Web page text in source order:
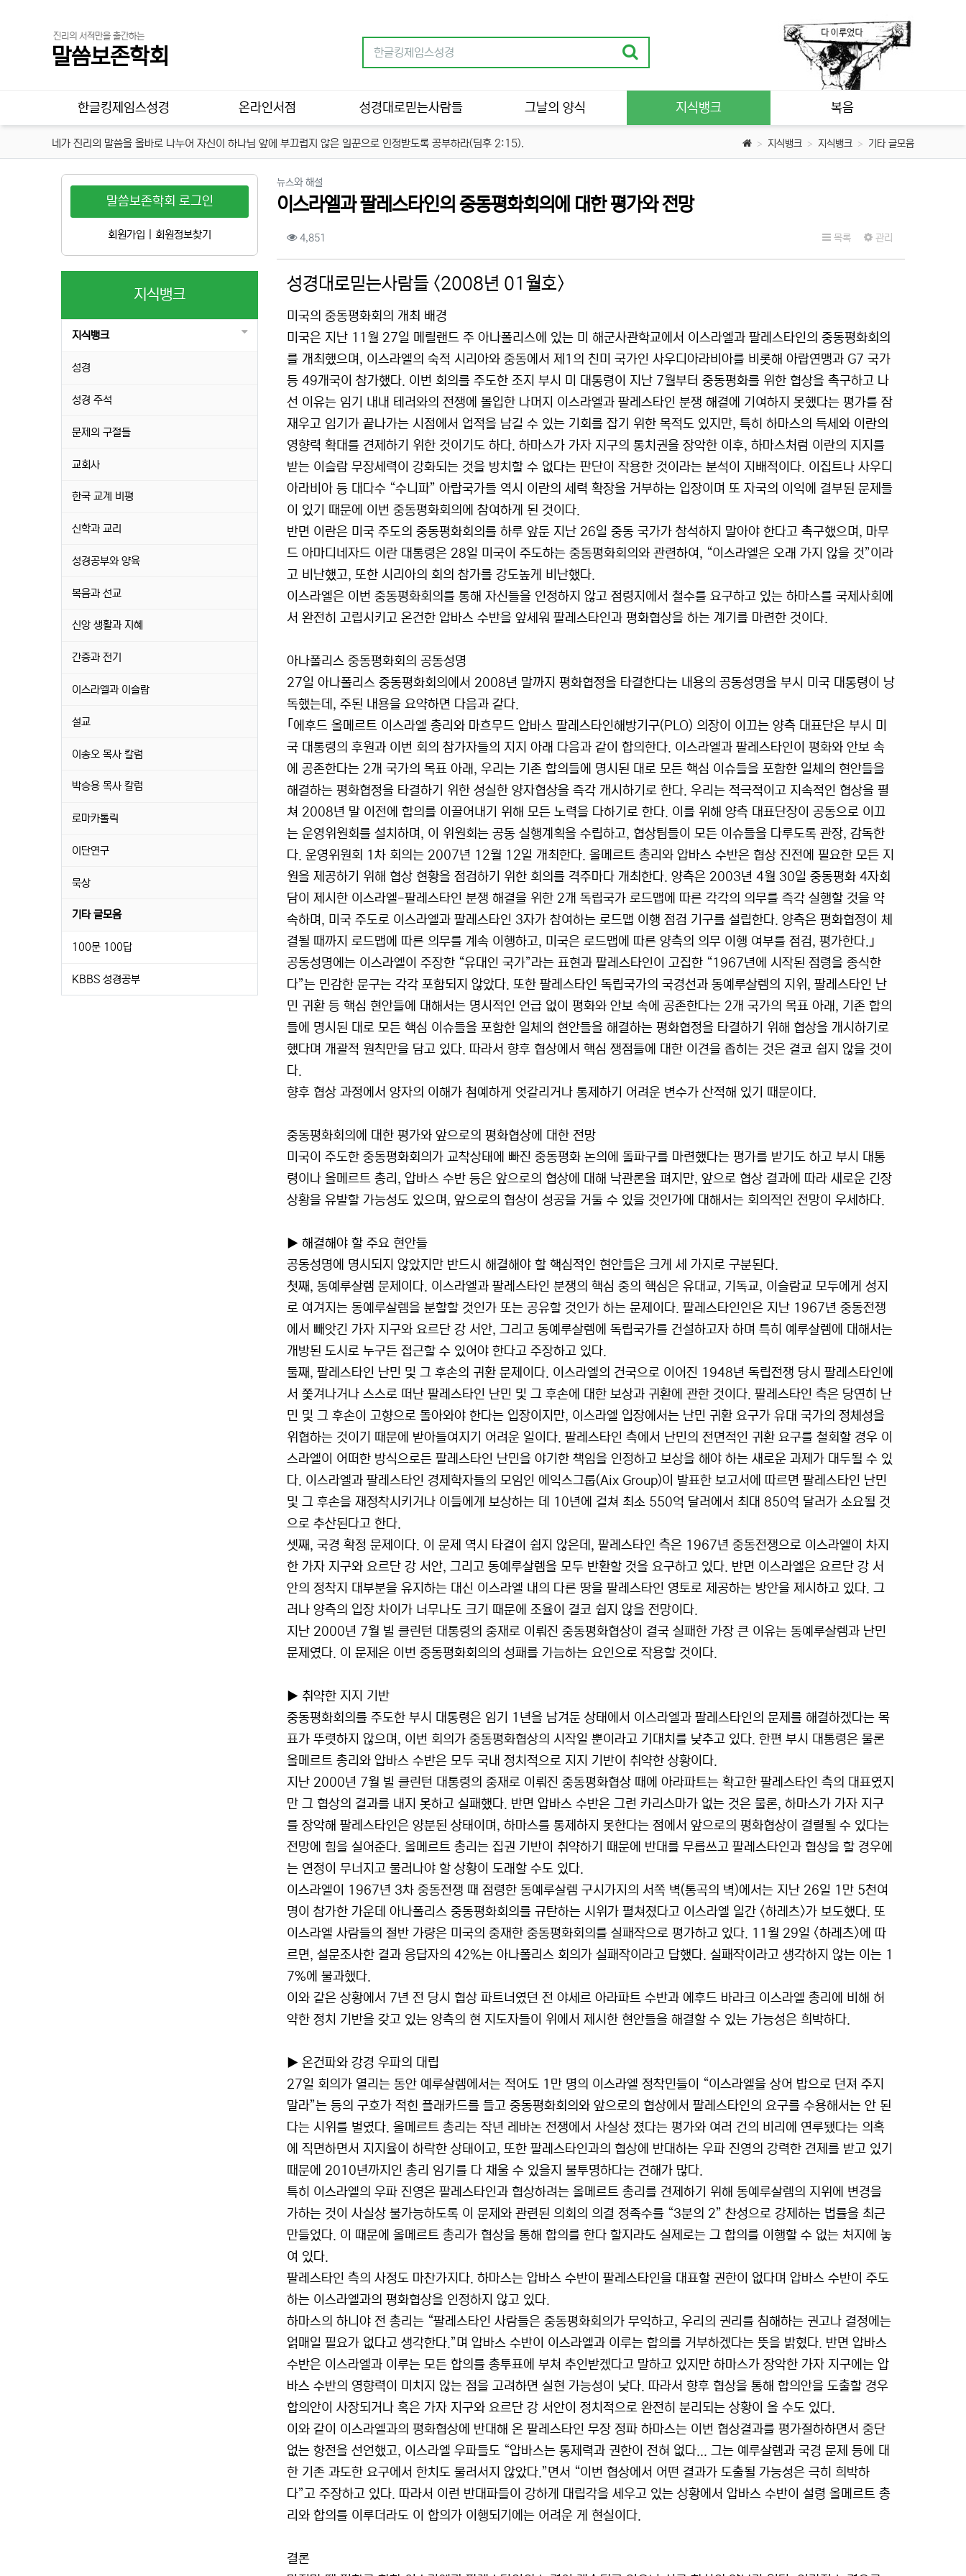
진리의 서적만을 출간하는
말씀보존학회
한글킹제임스성경 온라인서점 성경대로믿는사람들 그날의 양식 지식뱅크 복음
네가 진리의 말씀을 올바로 나누어 자신이 하나님 앞에 부끄럽지 않은 일꾼으로 인정받도록 공부하라(딤후 2:15). 지식뱅크 지식뱅크 기타 글모음
뉴스와 해설
이스라엘과 팔레스타인의 중동평화회의에 대한 평가와 전망
컨텐츠 정보
4,851 목록 관리
성경대로믿는사람들 <2008년 01월호>
미국의 중동평화회의 개최 배경
미국은 지난 11월 27일 메릴랜드 주 아나폴리스에 있는 미 해군사관학교에서 이스라엘과 팔레스타인의 중동평화회의
를 개최했으며, 이스라엘의 숙적 시리아와 중동에서 제1의 친미 국가인 사우디아라비아를 비롯해 아랍연맹과 G7 국가
등 49개국이 참가했다. 이번 회의를 주도한 조지 부시 미 대통령이 지난 7월부터 중동평화를 위한 협상을 촉구하고 나
선 이유는 임기 내내 테러와의 전쟁에 몰입한 나머지 이스라엘과 팔레스타인 분쟁 해결에 기여하지 못했다는 평가를 잠
재우고 임기가 끝나가는 시점에서 업적을 남길 수 있는 기회를 잡기 위한 목적도 있지만, 특히 하마스의 득세와 이란의
영향력 확대를 견제하기 위한 것이기도 하다. 하마스가 가자 지구의 통치권을 장악한 이후, 하마스처럼 이란의 지지를
받는 이슬람 무장세력이 강화되는 것을 방치할 수 없다는 판단이 작용한 것이라는 분석이 지배적이다. 이집트나 사우디
아라비아 등 대다수 “수니파” 아랍국가들 역시 이란의 세력 확장을 거부하는 입장이며 또 자국의 이익에 결부된 문제들
이 있기 때문에 이번 중동평화회의에 참여하게 된 것이다.
반면 이란은 미국 주도의 중동평화회의를 하루 앞둔 지난 26일 중동 국가가 참석하지 말아야 한다고 촉구했으며, 마무
드 아마디네자드 이란 대통령은 28일 미국이 주도하는 중동평화회의와 관련하여, “이스라엘은 오래 가지 않을 것”이라
고 비난했고, 또한 시리아의 회의 참가를 강도높게 비난했다.
이스라엘은 이번 중동평화회의를 통해 자신들을 인정하지 않고 점령지에서 철수를 요구하고 있는 하마스를 국제사회에
서 완전히 고립시키고 온건한 압바스 수반을 앞세워 팔레스타인과 평화협상을 하는 계기를 마련한 것이다.
아나폴리스 중동평화회의 공동성명
27일 아나폴리스 중동평화회의에서 2008년 말까지 평화협정을 타결한다는 내용의 공동성명을 부시 미국 대통령이 낭
독했는데, 주된 내용을 요약하면 다음과 같다.
｢에후드 올메르트 이스라엘 총리와 마흐무드 압바스 팔레스타인해방기구(PLO) 의장이 이끄는 양측 대표단은 부시 미
국 대통령의 후원과 이번 회의 참가자들의 지지 아래 다음과 같이 합의한다. 이스라엘과 팔레스타인이 평화와 안보 속
에 공존한다는 2개 국가의 목표 아래, 우리는 기존 합의들에 명시된 대로 모든 핵심 이슈들을 포함한 일체의 현안들을
해결하는 평화협정을 타결하기 위한 성실한 양자협상을 즉각 개시하기로 한다. 우리는 적극적이고 지속적인 협상을 펼
쳐 2008년 말 이전에 합의를 이끌어내기 위해 모든 노력을 다하기로 한다. 이를 위해 양측 대표단장이 공동으로 이끄
는 운영위원회를 설치하며, 이 위원회는 공동 실행계획을 수립하고, 협상팀들이 모든 이슈들을 다루도록 관장, 감독한
다. 운영위원회 1차 회의는 2007년 12월 12일 개최한다. 올메르트 총리와 압바스 수반은 협상 진전에 필요한 모든 지
원을 제공하기 위해 협상 현황을 점검하기 위한 회의를 격주마다 개최한다. 양측은 2003년 4월 30일 중동평화 4자회
담이 제시한 이스라엘-팔레스타인 분쟁 해결을 위한 2개 독립국가 로드맵에 따른 각각의 의무를 즉각 실행할 것을 약
속하며, 미국 주도로 이스라엘과 팔레스타인 3자가 참여하는 로드맵 이행 점검 기구를 설립한다. 양측은 평화협정이 체
결될 때까지 로드맵에 따른 의무를 계속 이행하고, 미국은 로드맵에 따른 양측의 의무 이행 여부를 점검, 평가한다.｣
공동성명에는 이스라엘이 주장한 “유대인 국가”라는 표현과 팔레스타인이 고집한 “1967년에 시작된 점령을 종식한
다”는 민감한 문구는 각각 포함되지 않았다. 또한 팔레스타인 독립국가의 국경선과 동예루살렘의 지위, 팔레스타인 난
민 귀환 등 핵심 현안들에 대해서는 명시적인 언급 없이 평화와 안보 속에 공존한다는 2개 국가의 목표 아래, 기존 합의
들에 명시된 대로 모든 핵심 이슈들을 포함한 일체의 현안들을 해결하는 평화협정을 타결하기 위해 협상을 개시하기로
했다며 개괄적 원칙만을 담고 있다. 따라서 향후 협상에서 핵심 쟁점들에 대한 이견을 좁히는 것은 결코 쉽지 않을 것이
다.
향후 협상 과정에서 양자의 이해가 첨예하게 엇갈리거나 통제하기 어려운 변수가 산적해 있기 때문이다.
중동평화회의에 대한 평가와 앞으로의 평화협상에 대한 전망
미국이 주도한 중동평화회의가 교착상태에 빠진 중동평화 논의에 돌파구를 마련했다는 평가를 받기도 하고 부시 대통
령이나 올메르트 총리, 압바스 수반 등은 앞으로의 협상에 대해 낙관론을 펴지만, 앞으로 협상 결과에 따라 새로운 긴장
상황을 유발할 가능성도 있으며, 앞으로의 협상이 성공을 거둘 수 있을 것인가에 대해서는 회의적인 전망이 우세하다.
▶ 해결해야 할 주요 현안들
공동성명에 명시되지 않았지만 반드시 해결해야 할 핵심적인 현안들은 크게 세 가지로 구분된다.
첫째, 동예루살렘 문제이다. 이스라엘과 팔레스타인 분쟁의 핵심 중의 핵심은 유대교, 기독교, 이슬람교 모두에게 성지
로 여겨지는 동예루살렘을 분할할 것인가 또는 공유할 것인가 하는 문제이다. 팔레스타인인은 지난 1967년 중동전쟁
에서 빼앗긴 가자 지구와 요르단 강 서안, 그리고 동예루살렘에 독립국가를 건설하고자 하며 특히 예루살렘에 대해서는
개방된 도시로 누구든 접근할 수 있어야 한다고 주장하고 있다.
둘째, 팔레스타인 난민 및 그 후손의 귀환 문제이다. 이스라엘의 건국으로 이어진 1948년 독립전쟁 당시 팔레스타인에
서 쫓겨나거나 스스로 떠난 팔레스타인 난민 및 그 후손에 대한 보상과 귀환에 관한 것이다. 팔레스타인 측은 당연히 난
민 및 그 후손이 고향으로 돌아와야 한다는 입장이지만, 이스라엘 입장에서는 난민 귀환 요구가 유대 국가의 정체성을
위협하는 것이기 때문에 받아들여지기 어려운 일이다. 팔레스타인 측에서 난민의 전면적인 귀환 요구를 철회할 경우 이
스라엘이 어떠한 방식으로든 팔레스타인 난민을 야기한 책임을 인정하고 보상을 해야 하는 새로운 과제가 대두될 수 있
다. 이스라엘과 팔레스타인 경제학자들의 모임인 에익스그룹(Aix Group)이 발표한 보고서에 따르면 팔레스타인 난민
및 그 후손을 재정착시키거나 이들에게 보상하는 데 10년에 걸쳐 최소 550억 달러에서 최대 850억 달러가 소요될 것
으로 추산된다고 한다.
셋째, 국경 확정 문제이다. 이 문제 역시 타결이 쉽지 않은데, 팔레스타인 측은 1967년 중동전쟁으로 이스라엘이 차지
한 가자 지구와 요르단 강 서안, 그리고 동예루살렘을 모두 반환할 것을 요구하고 있다. 반면 이스라엘은 요르단 강 서
안의 정착지 대부분을 유지하는 대신 이스라엘 내의 다른 땅을 팔레스타인 영토로 제공하는 방안을 제시하고 있다. 그
러나 양측의 입장 차이가 너무나도 크기 때문에 조율이 결코 쉽지 않을 전망이다.
지난 2000년 7월 빌 클린턴 대통령의 중재로 이뤄진 중동평화협상이 결국 실패한 가장 큰 이유는 동예루살렘과 난민
문제였다. 이 문제은 이번 중동평화회의의 성패를 가늠하는 요인으로 작용할 것이다.
▶ 취약한 지지 기반
중동평화회의를 주도한 부시 대통령은 임기 1년을 남겨둔 상태에서 이스라엘과 팔레스타인의 문제를 해결하겠다는 목
표가 뚜렷하지 않으며, 이번 회의가 중동평화협상의 시작일 뿐이라고 기대치를 낮추고 있다. 한편 부시 대통령은 물론
올메르트 총리와 압바스 수반은 모두 국내 정치적으로 지지 기반이 취약한 상황이다.
지난 2000년 7월 빌 클린턴 대통령의 중재로 이뤄진 중동평화협상 때에 아라파트는 확고한 팔레스타인 측의 대표였지
만 그 협상의 결과를 내지 못하고 실패했다. 반면 압바스 수반은 그런 카리스마가 없는 것은 물론, 하마스가 가자 지구
를 장악해 팔레스타인은 양분된 상태이며, 하마스를 통제하지 못한다는 점에서 앞으로의 평화협상이 결렬될 수 있다는
전망에 힘을 실어준다. 올메르트 총리는 집권 기반이 취약하기 때문에 반대를 무릅쓰고 팔레스타인과 협상을 할 경우에
는 연정이 무너지고 물러나야 할 상황이 도래할 수도 있다.
이스라엘이 1967년 3차 중동전쟁 때 점령한 동예루살렘 구시가지의 서쪽 벽(통곡의 벽)에서는 지난 26일 1만 5천여
명이 참가한 가운데 아나폴리스 중동평화회의를 규탄하는 시위가 펼쳐졌다고 이스라엘 일간 <하레츠>가 보도했다. 또
이스라엘 사람들의 절반 가량은 미국의 중재한 중동평화회의를 실패작으로 평가하고 있다. 11월 29일 <하레츠>에 따
르면, 설문조사한 결과 응답자의 42%는 아나폴리스 회의가 실패작이라고 답했다. 실패작이라고 생각하지 않는 이는 1
7%에 불과했다.
이와 같은 상황에서 7년 전 당시 협상 파트너였던 전 야세르 아라파트 수반과 에후드 바라크 이스라엘 총리에 비해 허
약한 정치 기반을 갖고 있는 양측의 현 지도자들이 위에서 제시한 현안들을 해결할 수 있는 가능성은 희박하다.
▶ 온건파와 강경 우파의 대립
27일 회의가 열리는 동안 예루살렘에서는 적어도 1만 명의 이스라엘 정착민들이 “이스라엘을 상어 밥으로 던져 주지
말라”는 등의 구호가 적힌 플래카드를 들고 중동평화회의와 앞으로의 협상에서 팔레스타인의 요구를 수용해서는 안 된
다는 시위를 벌였다. 올메르트 총리는 작년 레바논 전쟁에서 사실상 졌다는 평가와 여러 건의 비리에 연루됐다는 의혹
에 직면하면서 지지율이 하락한 상태이고, 또한 팔레스타인과의 협상에 반대하는 우파 진영의 강력한 견제를 받고 있기
때문에 2010년까지인 총리 임기를 다 채울 수 있을지 불투명하다는 견해가 많다.
특히 이스라엘의 우파 진영은 팔레스타인과 협상하려는 올메르트 총리를 견제하기 위해 동예루살렘의 지위에 변경을
가하는 것이 사실상 불가능하도록 이 문제와 관련된 의회의 의결 정족수를 “3분의 2” 찬성으로 강제하는 법률을 최근
만들었다. 이 때문에 올메르트 총리가 협상을 통해 합의를 한다 할지라도 실제로는 그 합의를 이행할 수 없는 처지에 놓
여 있다.
팔레스타인 측의 사정도 마찬가지다. 하마스는 압바스 수반이 팔레스타인을 대표할 권한이 없다며 압바스 수반이 주도
하는 이스라엘과의 평화협상을 인정하지 않고 있다.
하마스의 하니야 전 총리는 “팔레스타인 사람들은 중동평화회의가 무익하고, 우리의 권리를 침해하는 권고나 결정에는
얽매일 필요가 없다고 생각한다.”며 압바스 수반이 이스라엘과 이루는 합의를 거부하겠다는 뜻을 밝혔다. 반면 압바스
수반은 이스라엘과 이루는 모든 합의를 총투표에 부쳐 추인받겠다고 말하고 있지만 하마스가 장악한 가자 지구에는 압
바스 수반의 영향력이 미치지 않는 점을 고려하면 실현 가능성이 낮다. 따라서 향후 협상을 통해 합의안을 도출할 경우
합의안이 사장되거나 혹은 가자 지구와 요르단 강 서안이 정치적으로 완전히 분리되는 상황이 올 수도 있다.
이와 같이 이스라엘과의 평화협상에 반대해 온 팔레스타인 무장 정파 하마스는 이번 협상결과를 평가절하하면서 중단
없는 항전을 선언했고, 이스라엘 우파들도 “압바스는 통제력과 권한이 전혀 없다... 그는 예루살렘과 국경 문제 등에 대
한 기존 과도한 요구에서 한치도 물러서지 않았다.”면서 “이번 협상에서 어떤 결과가 도출될 가능성은 극히 희박하
다”고 주장하고 있다. 따라서 이런 반대파들이 강하게 대립각을 세우고 있는 상황에서 압바스 수반이 설령 올메르트 총
리와 합의를 이루더라도 이 합의가 이행되기에는 어려운 게 현실이다.
결론
말씀보존학회 로그인
회원가입 회원정보찾기
지식뱅크
지식뱅크
성경
성경 주석
문제의 구절들
교회사
한국 교계 비평
신학과 교리
성경공부와 양육
복음과 선교
신앙 생활과 지혜
간증과 전기
이스라엘과 이슬람
설교
이송오 목사 칼럼
박승용 목사 칼럼
로마카톨릭
이단연구
묵상
기타 글모음
100문 100답
KBBS 성경공부